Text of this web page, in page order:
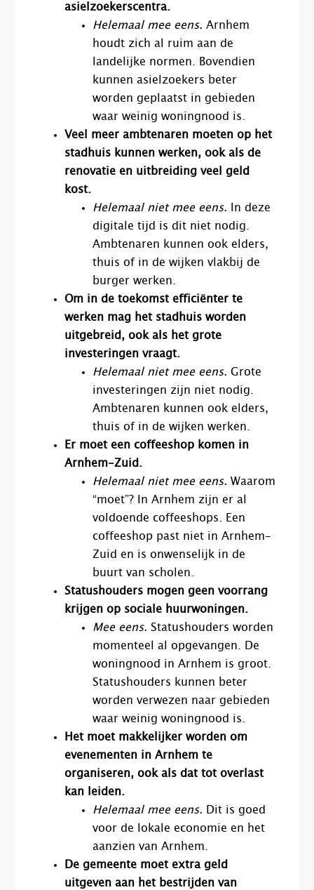
asielzoekerscentra.
Helemaal mee eens. Arnhem
houdt zich al ruim aan de
landelijke normen. Bovendien
kunnen asielzoekers beter
worden geplaatst in gebieden
waar weinig woningnood is.
Veel meer ambtenaren moeten op het
stadhuis kunnen werken, ook als de
renovatie en uitbreiding veel geld
kost.
Helemaal niet mee eens. In deze
digitale tijd is dit niet nodig.
Ambtenaren kunnen ook elders,
thuis of in de wijken vlakbij de
burger werken.
Om in de toekomst efficiënter te
werken mag het stadhuis worden
uitgebreid, ook als het grote
investeringen vraagt.
Helemaal niet mee eens. Grote
investeringen zijn niet nodig.
Ambtenaren kunnen ook elders,
thuis of in de wijken werken.
Er moet een coffeeshop komen in
Arnhem-Zuid.
Helemaal niet mee eens. Waarom
“moet”? In Arnhem zijn er al
voldoende coffeeshops. Een
coffeeshop past niet in Arnhem-
Zuid en is onwenselijk in de
buurt van scholen.
Statushouders mogen geen voorrang
krijgen op sociale huurwoningen.
Mee eens. Statushouders worden
momenteel al opgevangen. De
woningnood in Arnhem is groot.
Statushouders kunnen beter
worden verwezen naar gebieden
waar weinig woningnood is.
Het moet makkelijker worden om
evenementen in Arnhem te
organiseren, ook als dat tot overlast
kan leiden.
Helemaal mee eens. Dit is goed
voor de lokale economie en het
aanzien van Arnhem.
De gemeente moet extra geld
uitgeven aan het bestrijden van